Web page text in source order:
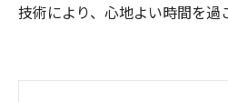
技術により、心地よい時間を過